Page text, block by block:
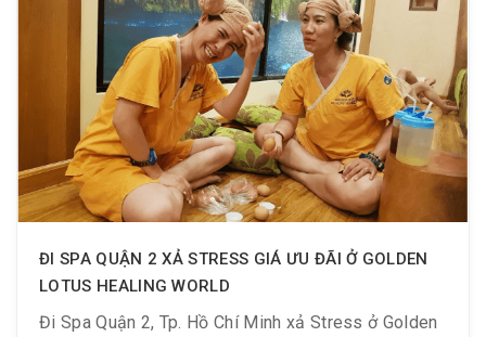
ĐI SPA QUẬN 2 XẢ STRESS GIÁ ƯU ĐÃI Ở GOLDEN
LOTUS HEALING WORLD
Đi Spa Quận 2, Tp. Hồ Chí Minh xả Stress ở Golden